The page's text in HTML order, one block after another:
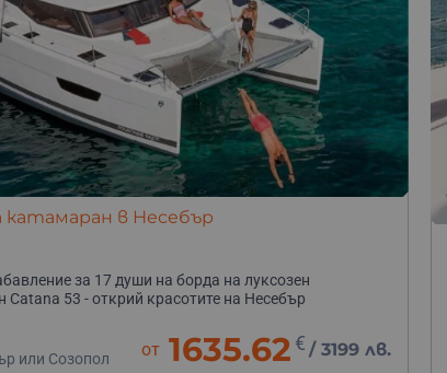
катамаран в Несебър
за 17 души на борда на луксозен
Catana 53 - открий красотите на Несебър
или Созопол
от 1635.62 € /3199 лв.